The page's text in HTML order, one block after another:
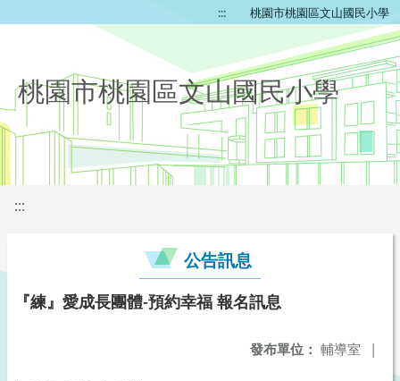
::: 桃園市桃園區文山國民小學
桃園市桃園區文山國民小學
:::
公告訊息
『練』愛成長團體-預約幸福 報名訊息
發布單位： 輔導室 |